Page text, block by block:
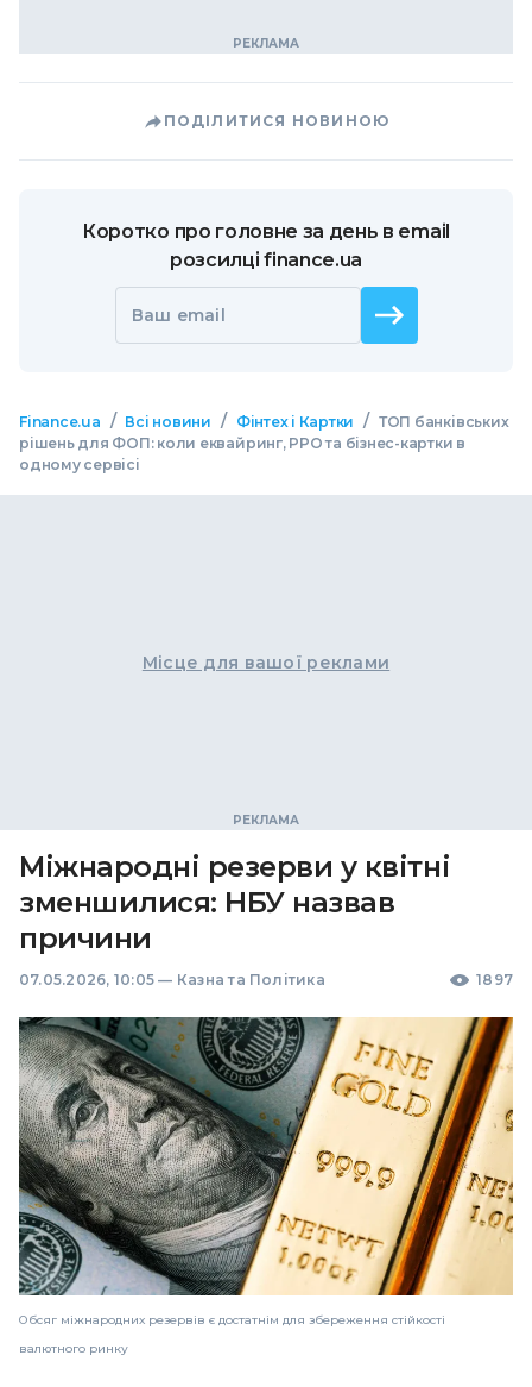
ПОДІЛИТИСЯ НОВИНОЮ
Коротко про головне за день в email
розсилці finance.ua
Ваш email
Finance.ua / Всі новини / Фінтех і Картки / ТОП банківських
рішень для ФОП: коли еквайринг, РРО та бізнес-картки в
одному сервісі
Місце для вашої реклами
Міжнародні резерви у квітні
зменшилися: НБУ назвав
причини
07.05.2026, 10:05 — Казна та Політика 1897
Обсяг міжнародних резервів є достатнім для збереження стійкості
валютного ринку